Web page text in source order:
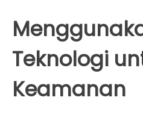
Teknologi
Keamanan